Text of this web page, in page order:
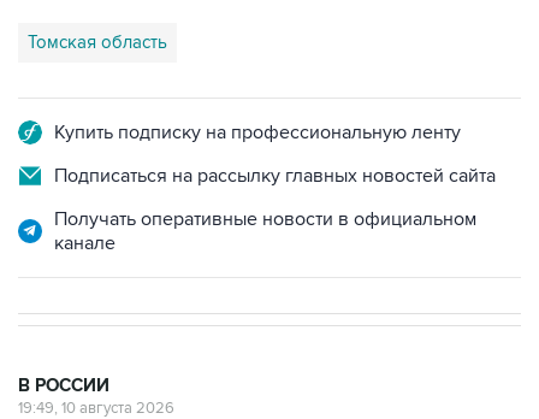
Томская область
Купить подписку на профессиональную ленту
Подписаться на рассылку главных новостей сайта
Получать оперативные новости в официальном
канале
В РОССИИ
19:49, 10 августа 2026